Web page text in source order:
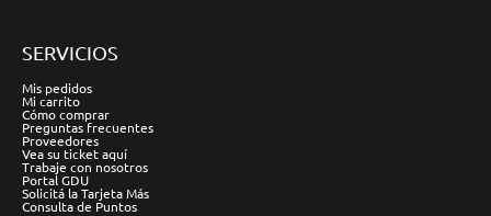
SERVICIOS
Mis pedidos
Mi carrito
Cómo comprar
Preguntas frecuentes
Proveedores
Vea su ticket aquí
Trabaje con nosotros
Portal GDU
Solicitá la Tarjeta Más
Consulta de Puntos